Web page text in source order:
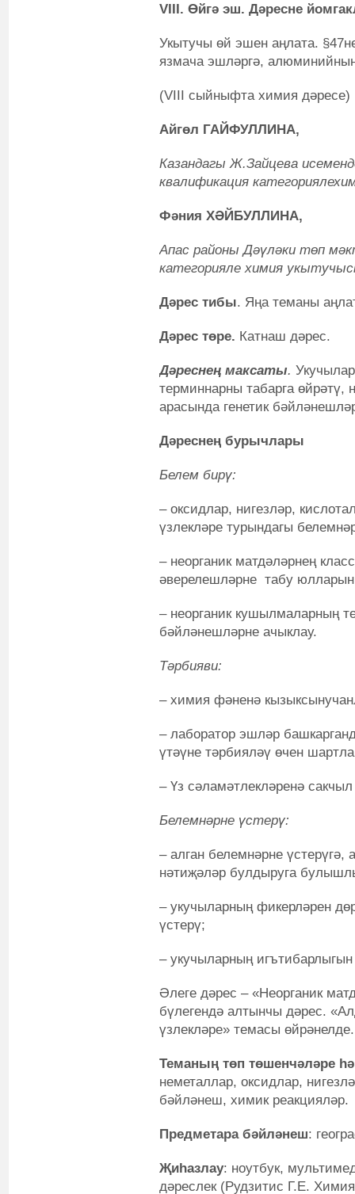
VIII. Өйгә эш. Дәресне
Укытучы өй эшен аңлата.
язмача эшләргә, алюминийның
(VIII сыйныфта химия дәресе)
Айгөл ГАЙФУЛЛИНА,
Казандагы Ж.Зайцева
квалификация
Фәния ХӘЙБУЛЛИНА,
Апас районы Дәүләки төп
категорияле химия
Дәрес тибы. Яңа теманы
Дәрес төре. Катнаш дәрес.
Дәреснең максаты.
терминнарны табарга өйрәтү,
арасында генетик
Дәреснең бурычлары
Белем бирү:
– оксидлар, нигезләр,
үзлекләре турындагы
– неорганик матдәләрнең
әверелешләрне табу
– неорганик кушылмаларның
бәйләнешләрне ачыклау.
Тәрбияви:
– химия фәненә
– лаборатор эшләр
үтәүне тәрбияләү өчен
– Үз сәламәтлекләренә
Белемнәрне үстерү:
– алган белемнәрне
нәтиҗәләр булдыруга
– укучыларның фикерләрен
үстерү;
– укучыларның игътибарлыгын
Әлеге дәрес – «Неорганик
бүлегендә алтынчы дәрес.
үзлекләре» темасы өйрәнелде.
Теманың төп төшенчәләре
неметаллар, оксидлар,
бәйләнеш, химик реакцияләр.
Предметара бәйләнеш:
Җиһазлау: ноутбук,
дәреслек (Рудзитис Г.Е.